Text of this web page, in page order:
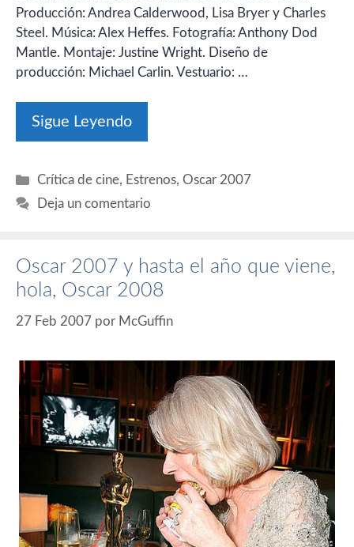
Producción: Andrea Calderwood, Lisa Bryer y Charles
Steel. Música: Alex Heffes. Fotografía: Anthony Dod
Mantle. Montaje: Justine Wright. Diseño de
producción: Michael Carlin. Vestuario: …
Sigue Leyendo
Categorías
Crítica de cine, Estrenos,Oscar 2007
Deja un comentario
Oscar 2007 y hasta el año que viene,
hola, Oscar 2008
27 Feb 2007 por McGuffin